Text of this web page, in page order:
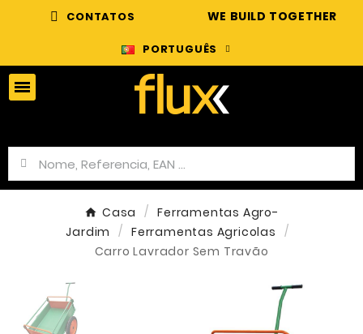
CONTATOS WE BUILD TOGETHER
PORTUGUÊS
Casa
Ferramentas Agro-
Jardim
Ferramentas Agricolas
Carro Lavrador Sem Travão